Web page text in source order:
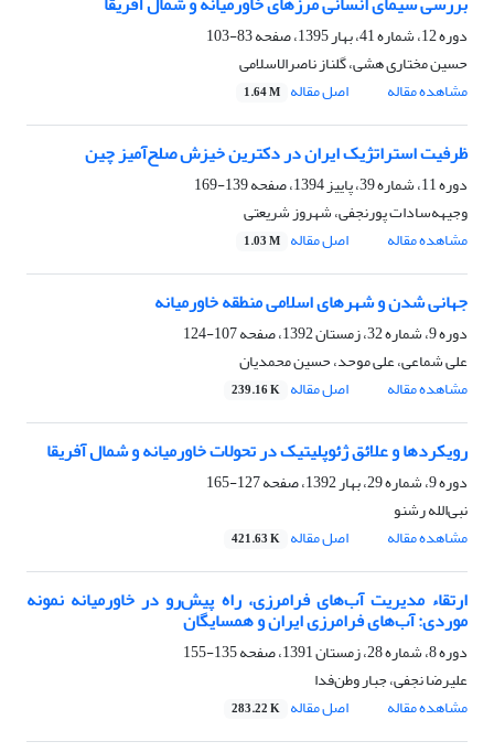
دوره 12، شماره 41، بهار 1395، صفحه
83-103
حسین مختاری هشی، گلناز ناصرالاسلامی
مشاهده مقاله
اصل مقاله 1.64 M
ظرفیت استراتژیک ایران در دکترین خیزش صلح‌آمیز چین
دوره 11، شماره 39، پاییز 1394، صفحه
139-169
وجیهه‌سادات پورنجفی، شهروز شریعتی
مشاهده مقاله
اصل مقاله 1.03 M
جهانی شدن و شهرهای اسلامی منطقه خاورمیانه
دوره 9، شماره 32، زمستان 1392، صفحه
107-124
علی شماعی، علی موحد، حسین محمدیان
مشاهده مقاله
اصل مقاله 239.16 K
رویکردها و علائق ژئوپلیتیک در تحولات خاورمیانه و شمال آفریقا
دوره 9، شماره 29، بهار 1392، صفحه
127-165
نبی‌الله رشنو
مشاهده مقاله
اصل مقاله 421.63 K
ارتقاء مدیریت آب‌های فرامرزی، راه پیش‌رو در خاورمیانه نمونه
موردی: آب‌های فرامرزی ایران و همسایگان
دوره 8، شماره 28، زمستان 1391، صفحه
135-155
علیرضا نجفی، جبار وطن‌فدا
مشاهده مقاله
اصل مقاله 283.22 K